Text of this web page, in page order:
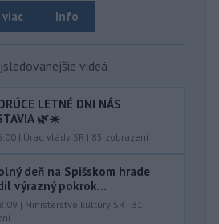
Info
videá
LETNÉ DNI NÁS
🌿☀️
| Úrad vlády SR | 85 zobrazení
deň na Spišskom hrade
výrazný pokrok...
| Ministerstvo kultúry SR | 31